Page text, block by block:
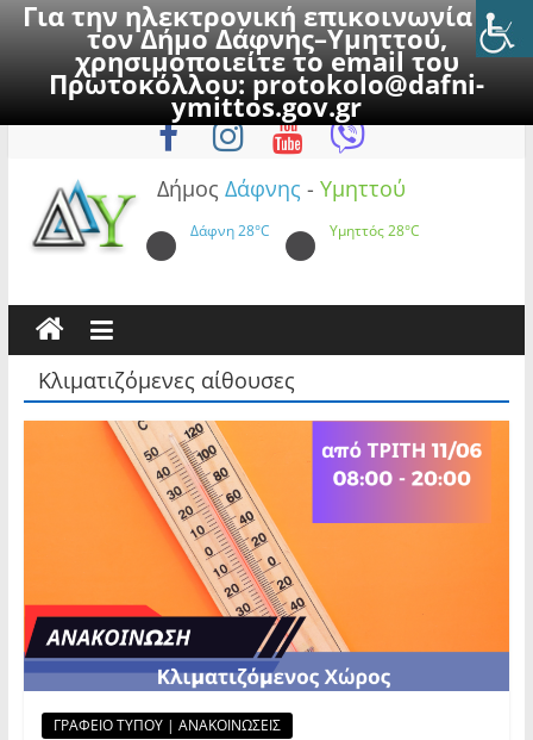
Για την ηλεκτρονική επικοινωνία με
τον Δήμο Δάφνης–Υμηττού,
χρησιμοποιείτε το email του
Πρωτοκόλλου:protokolo@dafni-
ymittos.gov.gr
to
Πέμπτη, 6 Αυγούστου 2026
Δήμος Δάφνης - Υμηττού
Δάφνη28°C Υμηττός28°C
Κλιματιζόμενες αίθουσες
ΓΡΑΦΕΙΟ ΤΥΠΟΥ | ΑΝΑΚΟΙΝΩΣΕΙΣ